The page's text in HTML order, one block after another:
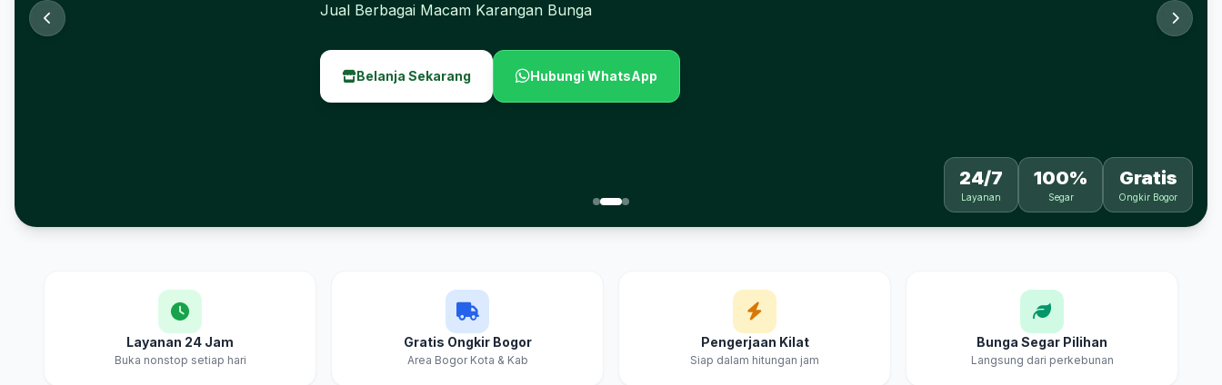
Jual Berbagai Macam Karangan Bunga
Belanja Sekarang Hubungi WhatsApp
24/7
Layanan
100%
Segar
Gratis
Ongkir Bogor
Layanan 24 Jam
Buka nonstop setiap hari
Gratis Ongkir Bogor
Area Bogor Kota & Kab
Pengerjaan Kilat
Siap dalam hitungan jam
Bunga Segar Pilihan
Langsung dari perkebunan